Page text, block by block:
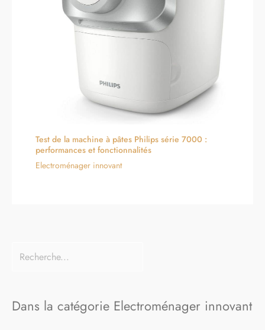
Test de la machine à pâtes Philips série 7000 :
performances et fonctionnalités
Electroménager innovant
Dans la catégorie Electroménager innovant